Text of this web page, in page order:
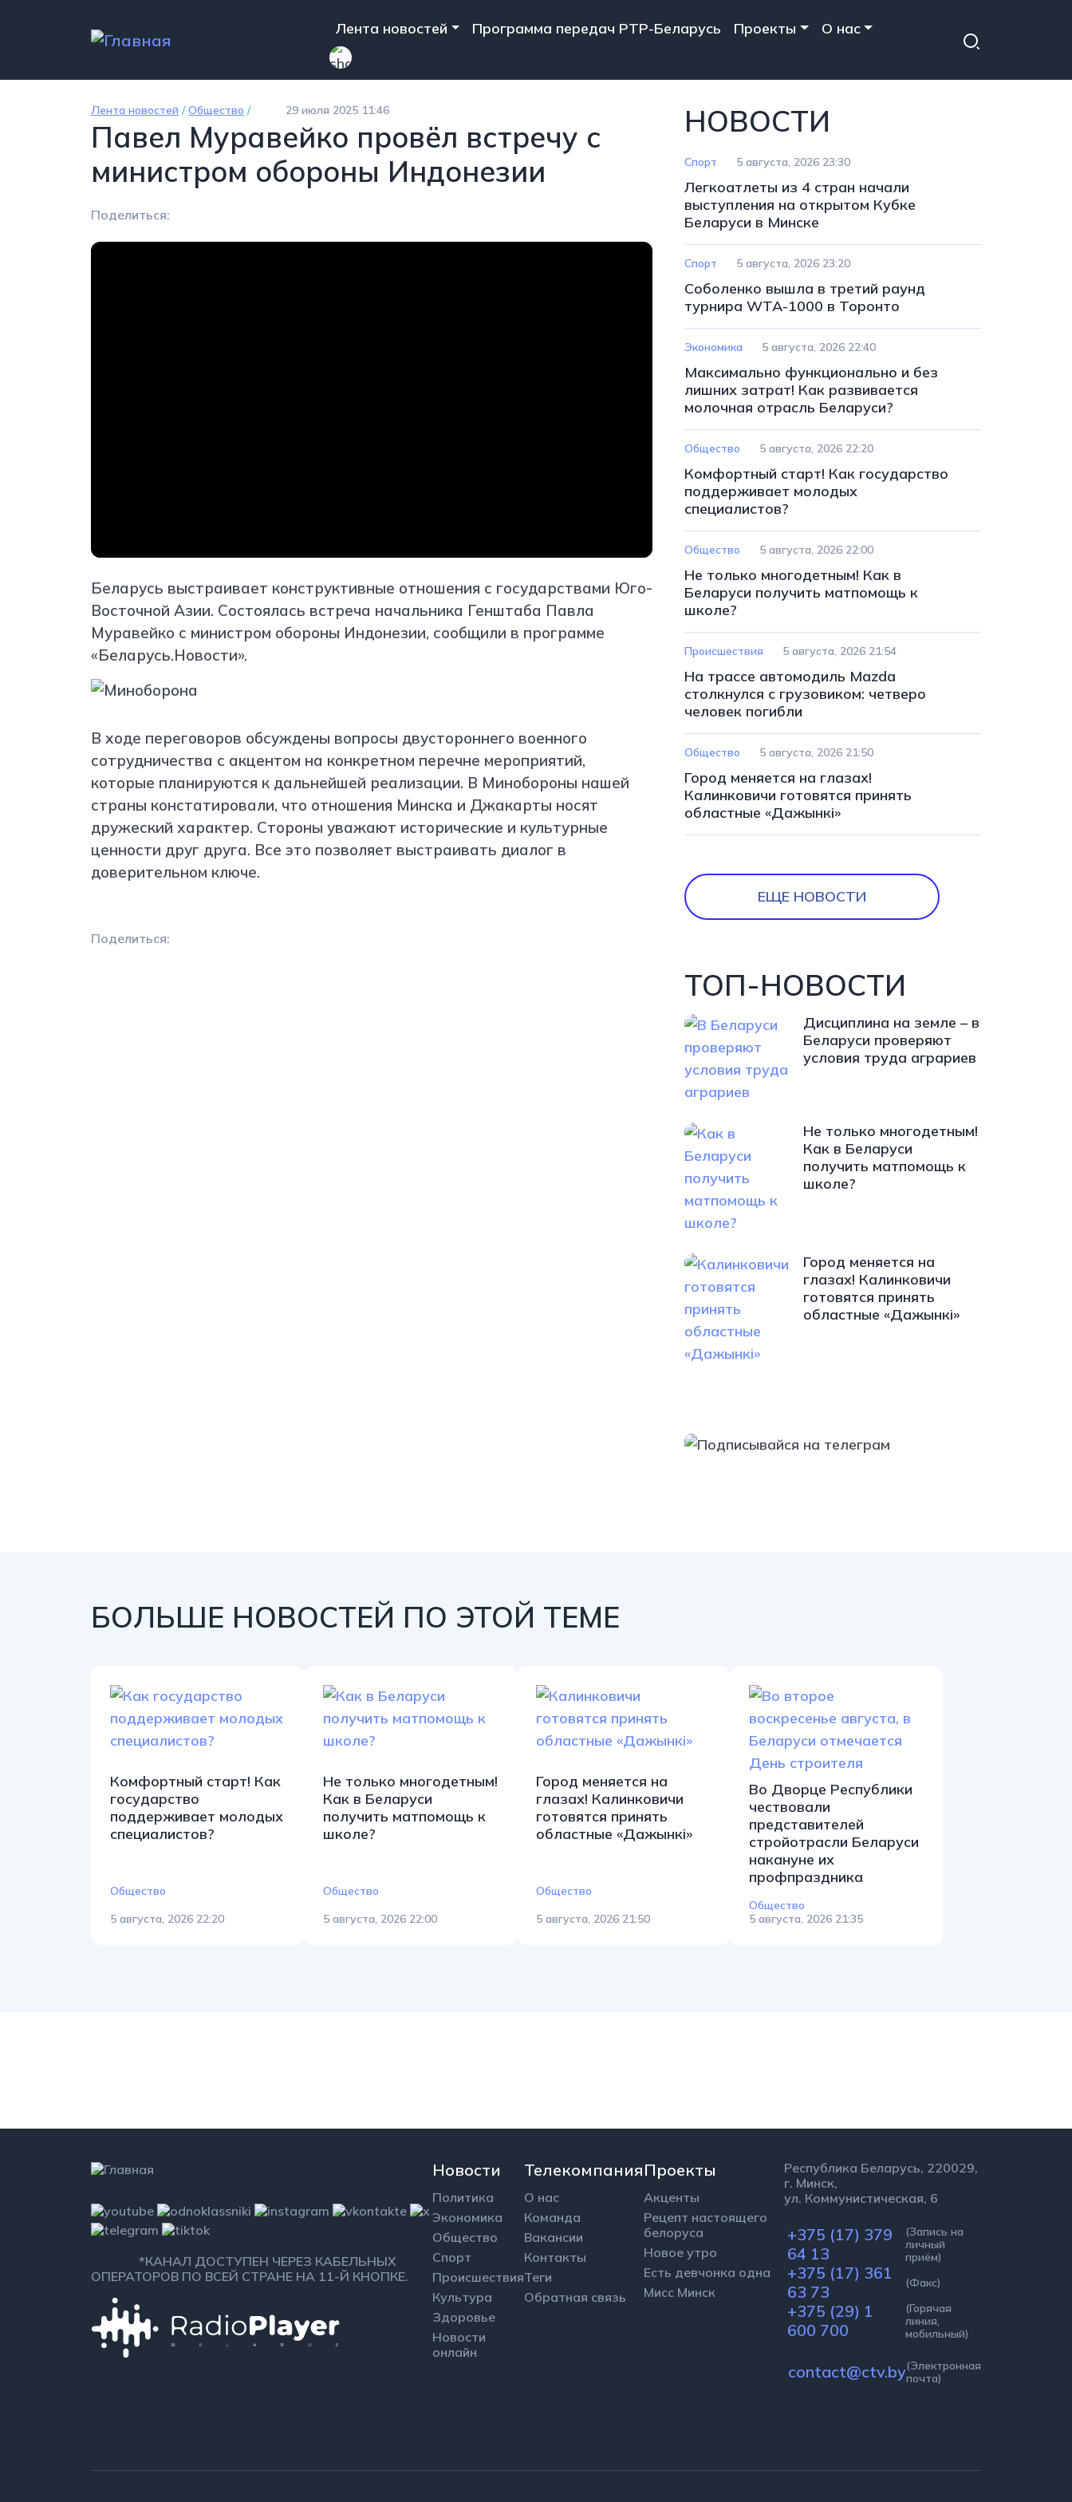
Main navigation
Лента новостей Программа передач РТР-Беларусь Проекты О нас
Лента новостей /Общество / 29 июля 2025 11:46
Павел Муравейко провёл встречу с
министром обороны Индонезии
Поделиться:
Беларусь выстраивает конструктивные отношения с государствами Юго-
Восточной Азии. Состоялась встреча начальника Генштаба Павла
Муравейко с министром обороны Индонезии, сообщили в программе
«Беларусь.Новости».
В ходе переговоров обсуждены вопросы двустороннего военного
сотрудничества с акцентом на конкретном перечне мероприятий,
которые планируются к дальнейшей реализации. В Минобороны нашей
страны констатировали, что отношения Минска и Джакарты носят
дружеский характер. Стороны уважают исторические и культурные
ценности друг друга. Все это позволяет выстраивать диалог в
доверительном ключе.
Поделиться:
НОВОСТИ
Спорт 5 августа, 2026 23:30
Легкоатлеты из 4 стран начали
выступления на открытом Кубке
Беларуси в Минске
Спорт 5 августа, 2026 23:20
Соболенко вышла в третий раунд
турнира WTA-1000 в Торонто
Экономика 5 августа, 2026 22:40
Максимально функционально и без
лишних затрат! Как развивается
молочная отрасль Беларуси?
Общество 5 августа, 2026 22:20
Комфортный старт! Как государство
поддерживает молодых
специалистов?
Общество 5 августа, 2026 22:00
Не только многодетным! Как в
Беларуси получить матпомощь к
школе?
Происшествия 5 августа, 2026 21:54
На трассе автомодиль Mazda
столкнулся с грузовиком: четверо
человек погибли
Общество 5 августа, 2026 21:50
Город меняется на глазах!
Калинковичи готовятся принять
областные «Дажынкі»
ЕЩЕ НОВОСТИ
ТОП-НОВОСТИ
Дисциплина на земле – в
Беларуси проверяют
условия труда аграриев
Не только многодетным!
Как в Беларуси
получить матпомощь к
школе?
Город меняется на
глазах! Калинковичи
готовятся принять
областные «Дажынкі»
https://t.me/minskctvby
БОЛЬШЕ НОВОСТЕЙ ПО ЭТОЙ ТЕМЕ
Комфортный старт! Как
государство
поддерживает молодых
специалистов?
Общество
5 августа, 2026 22:20
Не только многодетным!
Как в Беларуси
получить матпомощь к
школе?
Общество
5 августа, 2026 22:00
Город меняется на
глазах! Калинковичи
готовятся принять
областные «Дажынкі»
Общество
5 августа, 2026 21:50
Во Дворце Республики
чествовали
представителей
стройотрасли Беларуси
накануне их
профпраздника
Общество
5 августа, 2026 21:35
*КАНАЛ ДОСТУПЕН ЧЕРЕЗ КАБЕЛЬНЫХ
ОПЕРАТОРОВ ПО ВСЕЙ СТРАНЕ НА 11-Й КНОПКЕ.
Новости
Политика
Экономика
Общество
Спорт
Происшествия
Культура
Здоровье
Новости
онлайн
Телекомпания
О нас
Команда
Вакансии
Контакты
Теги
Обратная связь
Проекты
Акценты
Рецепт настоящего
белоруса
Новое утро
Есть девчонка одна
Мисс Минск
Республика Беларусь, 220029,
г. Минск,
ул. Коммунистическая, 6
+375 (17) 379
64 13
(Запись на
личный
приём)
+375 (17) 361
63 73
(Факс)
+375 (29) 1
600 700
(Горячая
линия,
мобильный)
contact@ctv.by(Электронная
почта)